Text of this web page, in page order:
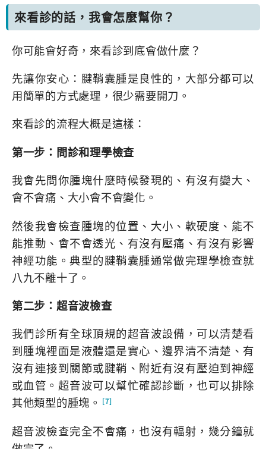
來看診的話，我會怎麼幫你？
你可能會好奇，來看診到底會做什麼？
先讓你安心：腱鞘囊腫是良性的，大部分都可以
用簡單的方式處理，很少需要開刀。
來看診的流程大概是這樣：
第一步：問診和理學檢查
我會先問你腫塊什麼時候發現的、有沒有變大、
會不會痛、大小會不會變化。
然後我會檢查腫塊的位置、大小、軟硬度、能不
能推動、會不會透光、有沒有壓痛、有沒有影響
神經功能。典型的腱鞘囊腫通常做完理學檢查就
八九不離十了。
第二步：超音波檢查
我們診所有全球頂規的超音波設備，可以清楚看
到腫塊裡面是液體還是實心、邊界清不清楚、有
沒有連接到關節或腱鞘、附近有沒有壓迫到神經
或血管。超音波可以幫忙確認診斷，也可以排除
其他類型的腫塊。 [7]
超音波檢查完全不會痛，也沒有輻射，幾分鐘就